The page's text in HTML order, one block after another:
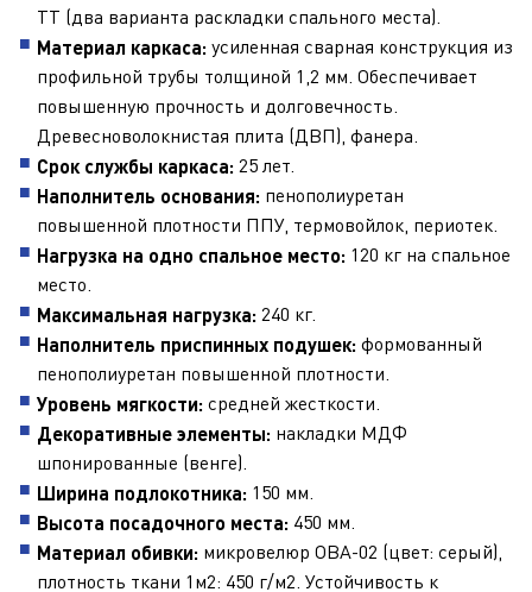
ТТ (два варианта раскладки спального места).
Материал каркаса: усиленная сварная конструкция из
профильной трубы толщиной 1,2 мм. Обеспечивает
повышенную прочность и долговечность.
Древесноволокнистая плита (ДВП), фанера.
Срок службы каркаса: 25 лет.
Наполнитель основания: пенополиуретан
повышенной плотности ППУ, термовойлок, периотек.
Нагрузка на одно спальное место: 120 кг на спальное
место.
Максимальная нагрузка: 240 кг.
Наполнитель приспинных подушек: формованный
пенополиуретан повышенной плотности.
Уровень мягкости: средней жесткости.
Декоративные элементы: накладки МДФ
шпонированные (венге).
Ширина подлокотника: 150 мм.
Высота посадочного места: 450 мм.
Материал обивки: микровелюр ОВА-02 (цвет: серый),
плотность ткани 1м2: 450 г/м2. Устойчивость к